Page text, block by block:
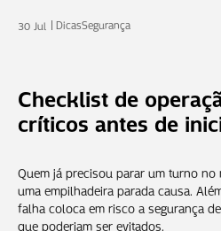
30 Jul DicasSegurança
Checklist de
críticos antes de
Quem já precisou parar um turno
uma empilhadeira parada causa.
falha coloca em risco a segurança
que poderiam ser evitados.